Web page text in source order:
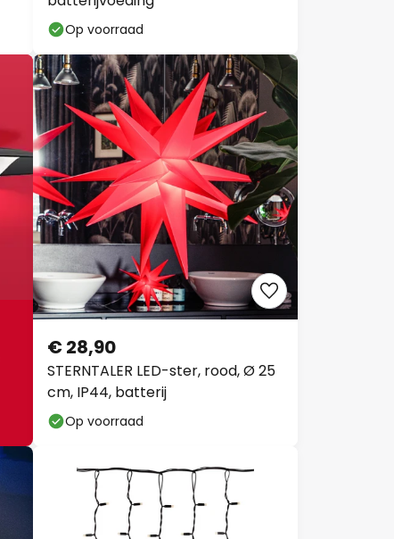
Op voorraad
STERNTALER LED-ster, rood, Ø 25
cm, IP44, batterij
€ 28,90
Op voorraad